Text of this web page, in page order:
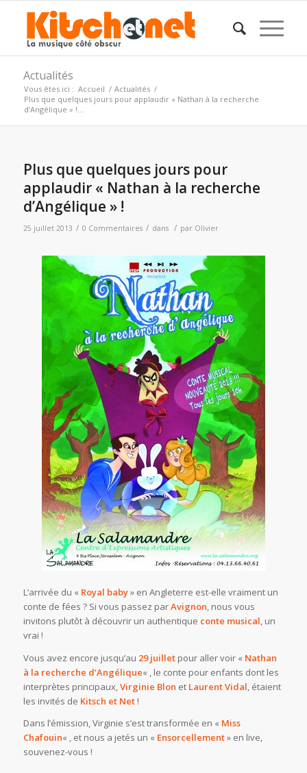
Actualités
Vous êtes ici : Accueil / Actualités /
Plus que quelques jours pour applaudir « Nathan à la recherche
d’Angélique » !...
Plus que quelques jours pour
applaudir « Nathan à la recherche
d’Angélique » !
25 juillet 2013 / 0 Commentaires / dans / par Olivier
L’arrivée du « Royal baby» en Angleterre est-elle vraiment un
conte de fées ? Si vous passez parAvignon, nous vous
invitons plutôt à découvrir un authentique conte musical, un
vrai !
Vous avez encore jusqu’au 29 juilletpour aller voir « Nathan
à la recherche d’Angélique« , le conte pour enfants dont les
interprètes principaux,Virginie Blon et Laurent Vidal, étaient
les invités de Kitsch et Net!
Dans l’émission, Virginie s’est transformée en « Miss
Chafouin« , et nous a jetés un « Ensorcellement» en live,
souvenez-vous !